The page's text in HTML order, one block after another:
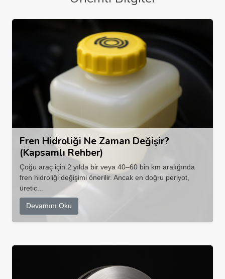
Fren Hidroliği Ne Zaman Değişir?
(Kapsamlı Rehber)
Çoğu araç için 2 yılda bir veya 40–60 bin km aralığında
fren hidroliği değişimi önerilir. Ancak en doğru periyot,
üretic...
Devamını Oku